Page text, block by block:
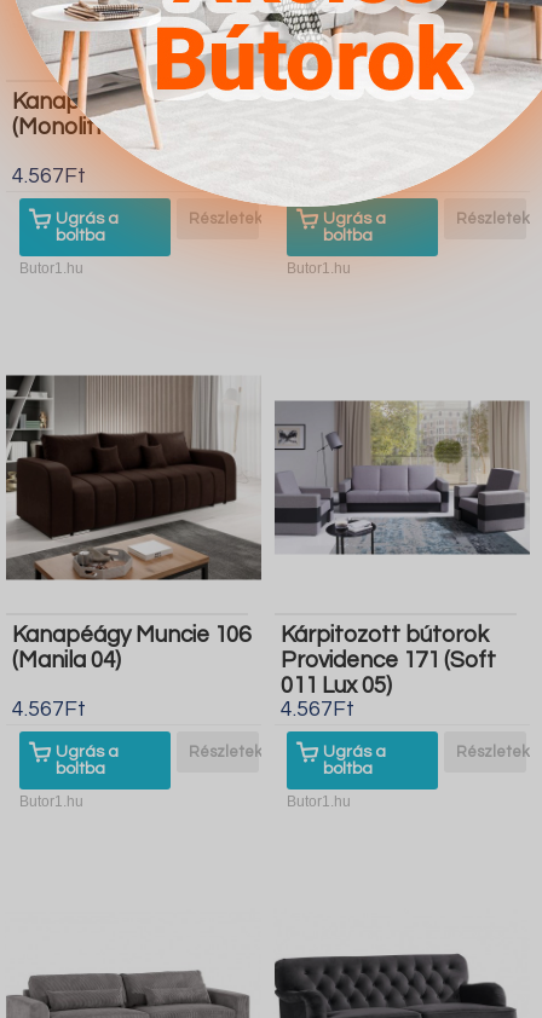
Kanapé Seattle K108
(Monolith 77)
4.567Ft
Ugrás a
boltba
Részletek
Butor1.hu
Kanapé Comfivo S105
Ugrás a
boltba
Részletek
Butor1.hu
Kanapéágy Muncie 106
(Manila 04)
4.567Ft
Ugrás a
boltba
Részletek
Butor1.hu
Kárpitozott bútorok
Providence 171 (Soft
011 Lux 05)
4.567Ft
Ugrás a
boltba
Részletek
Butor1.hu